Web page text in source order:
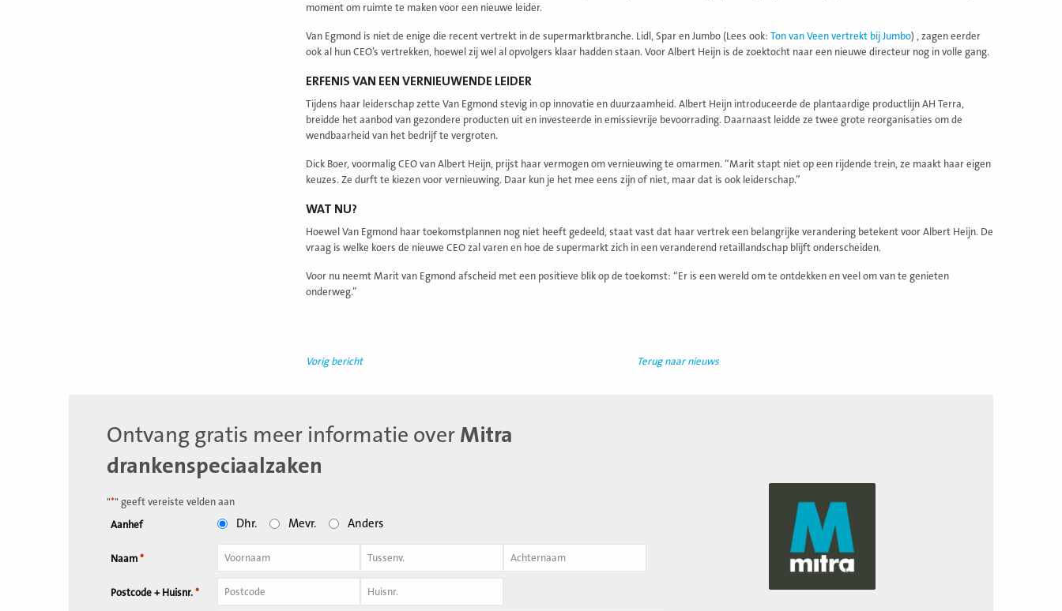
moment om ruimte te maken voor een nieuwe leider.
Van Egmond is niet de enige die recent vertrekt in de supermarktbranche. Lidl, Spar en Jumbo (Lees ook: Ton van Veen vertrekt bij Jumbo) , zagen eerder
ook al hun CEO’s vertrekken, hoewel zij wel al opvolgers klaar hadden staan. Voor Albert Heijn is de zoektocht naar een nieuwe directeur nog in volle gang.
ERFENIS VAN EEN VERNIEUWENDE LEIDER
Tijdens haar leiderschap zette Van Egmond stevig in op innovatie en duurzaamheid. Albert Heijn introduceerde de plantaardige productlijn AH Terra,
breidde het aanbod van gezondere producten uit en investeerde in emissievrije bevoorrading. Daarnaast leidde ze twee grote reorganisaties om de
wendbaarheid van het bedrijf te vergroten.
Dick Boer, voormalig CEO van Albert Heijn, prijst haar vermogen om vernieuwing te omarmen. “Marit stapt niet op een rijdende trein, ze maakt haar eigen
keuzes. Ze durft te kiezen voor vernieuwing. Daar kun je het mee eens zijn of niet, maar dat is ook leiderschap.”
WAT NU?
Hoewel Van Egmond haar toekomstplannen nog niet heeft gedeeld, staat vast dat haar vertrek een belangrijke verandering betekent voor Albert Heijn. De
vraag is welke koers de nieuwe CEO zal varen en hoe de supermarkt zich in een veranderend retaillandschap blijft onderscheiden.
Voor nu neemt Marit van Egmond afscheid met een positieve blik op de toekomst: “Er is een wereld om te ontdekken en veel om van te genieten
onderweg.”
Vorig bericht Terug naar nieuws
Ontvang gratis meer informatie over Mitra
drankenspeciaalzaken
"*" geeft vereiste velden aan
Aanhef Dhr. Mevr. Anders
Naam *
Postcode + Huisnr. *